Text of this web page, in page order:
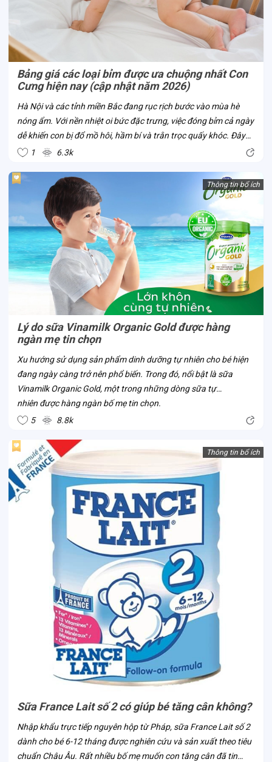
Bảng giá các loại bỉm được ưa chuộng nhất Con
Cưng hiện nay (cập nhật năm 2026)
Hà Nội và các tỉnh miền Bắc đang rục rịch bước vào mùa hè
nóng ẩm. Với nền nhiệt oi bức đặc trưng, việc đóng bỉm cả ngày
dễ khiến con bị đổ mồ hôi, hầm bí và trằn trọc quấy khóc. Đây
chính là thời điểm chuẩn nhất để mẹ cân nhắc đổi bỉm từ dày
1 6.3k
Thông tin bổ ích
Lý do sữa Vinamilk Organic Gold được hàng
ngàn mẹ tin chọn
Xu hướng sử dụng sản phẩm dinh dưỡng tự nhiên cho bé hiện
đang ngày càng trở nên phổ biến. Trong đó, nổi bật là sữa
Vinamilk Organic Gold, một trong những dòng sữa tự
nhiên được hàng ngàn bố mẹ tin chọn.
5
8.8k
Thông tin bổ ích
Sữa France Lait số 2 có giúp bé tăng cân không?
Nhập khẩu trực tiếp nguyên hộp từ Pháp, sữa France Lait số 2
dành cho bé 6-12 tháng được nghiên cứu và sản xuất theo tiêu
chuẩn Châu Âu. Rất nhiều bố mẹ muốn con tăng cân đã tin